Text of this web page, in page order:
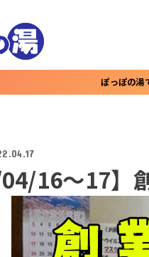
ぽっぽの湯
04/16～17】